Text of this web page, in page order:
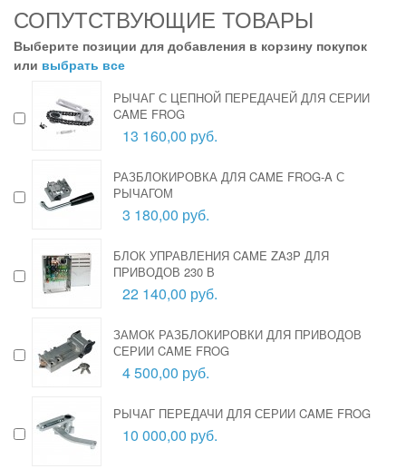
СОПУТСТВУЮЩИЕ ТОВАРЫ
Выберите позиции для добавления в корзину покупок
или выбрать все
РЫЧАГ С ЦЕПНОЙ ПЕРЕДАЧЕЙ ДЛЯ СЕРИИ
CAME FROG
13 160,00 руб.
РАЗБЛОКИРОВКА ДЛЯ CAME FROG-A С
РЫЧАГОМ
3 180,00 руб.
БЛОК УПРАВЛЕНИЯ CAME ZA3P ДЛЯ
ПРИВОДОВ 230 В
22 140,00 руб.
ЗАМОК РАЗБЛОКИРОВКИ ДЛЯ ПРИВОДОВ
СЕРИИ CAME FROG
4 500,00 руб.
РЫЧАГ ПЕРЕДАЧИ ДЛЯ СЕРИИ CAME FROG
10 000,00 руб.